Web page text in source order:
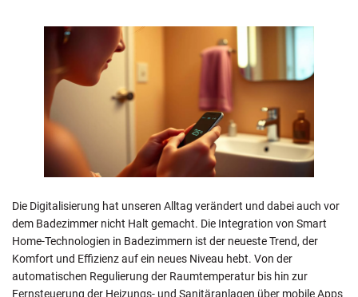
Die Digitalisierung hat unseren Alltag verändert und dabei auch vor
dem Badezimmer nicht Halt gemacht. Die Integration von Smart
Home-Technologien in Badezimmern ist der neueste Trend, der
Komfort und Effizienz auf ein neues Niveau hebt. Von der
automatischen Regulierung der Raumtemperatur bis hin zur
Fernsteuerung der Heizungs- und Sanitäranlagen über mobile Apps